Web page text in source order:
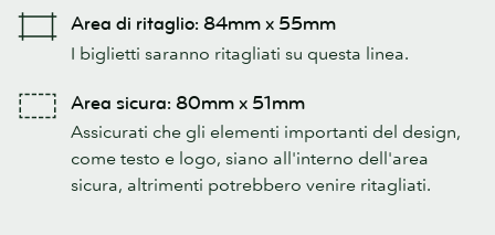
Area di ritaglio: 84mm x 55mm
I biglietti saranno ritagliati su questa linea.
Area sicura: 80mm x 51mm
Assicurati che gli elementi importanti del design,
come testo e logo, siano all'interno dell'area
sicura, altrimenti potrebbero venire ritagliati.